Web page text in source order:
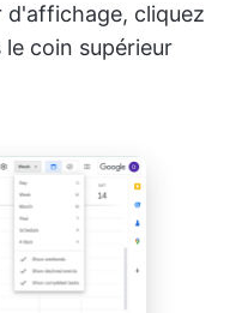
d'affichage, cliquez
coin supérieur